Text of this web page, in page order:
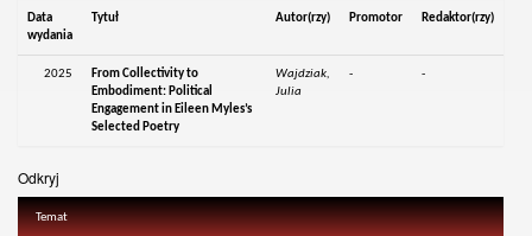
Data
wydania
Tytuł Autor(rzy) Promotor Redaktor(rzy)
2025
From Collectivity to
Embodiment: Political
Engagement in Eileen Myles’s
Selected Poetry
Wajdziak,
Julia
- -
Odkryj
Temat